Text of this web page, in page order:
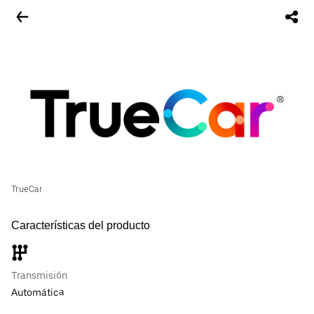
TrueCar
Características del producto
Transmisión
Automática